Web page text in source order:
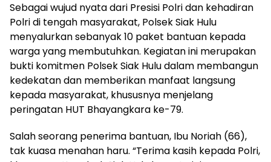
Sebagai wujud nyata dari Presisi Polri dan kehadiran
Polri di tengah masyarakat, Polsek Siak Hulu
menyalurkan sebanyak 10 paket bantuan kepada
warga yang membutuhkan. Kegiatan ini merupakan
bukti komitmen Polsek Siak Hulu dalam membangun
kedekatan dan memberikan manfaat langsung
kepada masyarakat, khususnya menjelang
peringatan HUT Bhayangkara ke-79.
Salah seorang penerima bantuan, Ibu Noriah (66),
tak kuasa menahan haru. “Terima kasih kepada Polri,